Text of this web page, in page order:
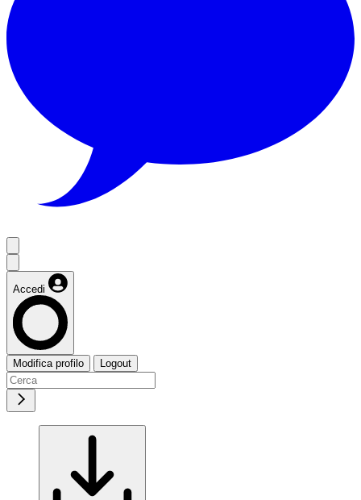
Accedi
Modifica profilo Logout